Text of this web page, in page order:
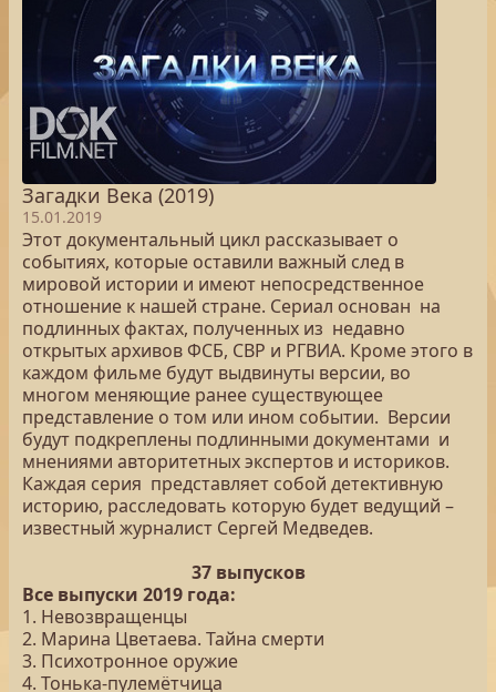
Загадки Века (2019)
15.01.2019
Этот документальный цикл рассказывает о
событиях, которые оставили важный след в
мировой истории и имеют непосредственное
отношение к нашей стране. Сериал основан на
подлинных фактах, полученных из недавно
открытых архивов ФСБ, СВР и РГВИА. Кроме этого в
каждом фильме будут выдвинуты версии, во
многом меняющие ранее существующее
представление о том или ином событии. Версии
будут подкреплены подлинными документами и
мнениями авторитетных экспертов и историков.
Каждая серия представляет собой детективную
историю, расследовать которую будет ведущий –
известный журналист Сергей Медведев.
37 выпусков
Все выпуски 2019 года:
1. Невозвращенцы
2. Марина Цветаева. Тайна смерти
3. Психотронное оружие
4. Тонька-пулемётчица